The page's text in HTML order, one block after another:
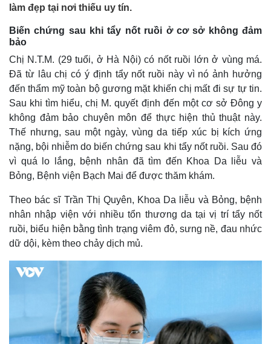
làm đẹp tại nơi thiếu uy tín.
Biến chứng sau khi tẩy nốt ruồi ở cơ sở không đảm
bảo
Chị N.T.M. (29 tuổi, ở Hà Nội) có nốt ruồi lớn ở vùng má.
Đã từ lâu chị có ý định tẩy nốt ruồi này vì nó ảnh hưởng
đến thẩm mỹ toàn bộ gương mặt khiến chị mất đi sự tự tin.
Sau khi tìm hiểu, chị M. quyết định đến một cơ sở Đông y
không đảm bảo chuyên môn để thực hiện thủ thuật này.
Thế nhưng, sau một ngày, vùng da tiếp xúc bị kích ứng
nặng, bội nhiễm do biến chứng sau khi tẩy nốt ruồi. Sau đó
vì quá lo lắng, bệnh nhân đã tìm đến Khoa Da liễu và
Bỏng, Bệnh viện Bạch Mai để được thăm khám.
Theo bác sĩ Trần Thị Quyên, Khoa Da liễu và Bỏng, bệnh
nhân nhập viện với nhiều tổn thương da tại vị trí tẩy nốt
ruồi, biểu hiện bằng tình trạng viêm đỏ, sưng nề, đau nhức
dữ dội, kèm theo chảy dịch mủ.